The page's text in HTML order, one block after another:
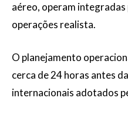
aéreo, operam
operações realista.
O planejamento
cerca de 24 horas antes
internacionais adotados